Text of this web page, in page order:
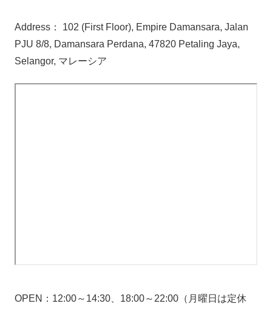
Address： 102 (First Floor), Empire Damansara, Jalan
PJU 8/8, Damansara Perdana, 47820 Petaling Jaya,
Selangor, マレーシア
OPEN：12:00～14:30、18:00～22:00（月曜日は定休